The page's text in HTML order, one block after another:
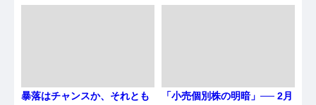
暴落はチャンスか、それとも
「小売個別株の明暗」── 2月